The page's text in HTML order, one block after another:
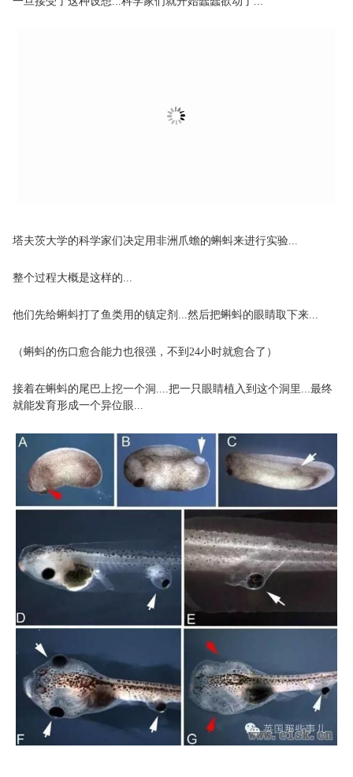
塔夫茨大学的科学家们决定用非洲爪蟾的蝌蚪来进行实验...
整个过程大概是这样的...
他们先给蝌蚪打了鱼类用的镇定剂...然后把蝌蚪的眼睛取下来...
（蝌蚪的伤口愈合能力也很强，不到24小时就愈合了）
接着在蝌蚪的尾巴上挖一个洞....把一只眼睛植入到这个洞里...最终
就能发育形成一个异位眼...